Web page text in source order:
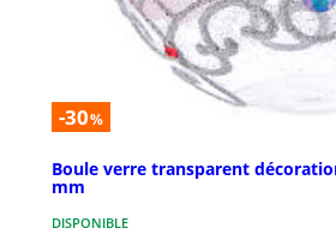
-30%
Boule verre transparent
mm
DISPONIBLE